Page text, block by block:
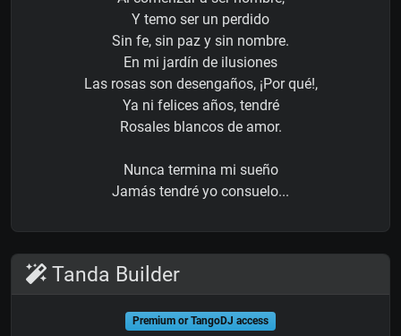
Y temo ser un perdido
Sin fe, sin paz y sin nombre.
En mi jardín de ilusiones
Las rosas son desengaños, ¡Por qué!,
Ya ni felices años, tendré
Rosales blancos de amor.
Nunca termina mi sueño
Jamás tendré yo consuelo...
Tanda Builder
Premium or TangoDJ access